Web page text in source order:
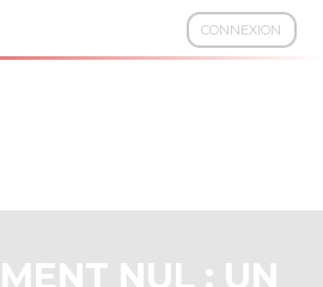
CONNEXION
NUL : UN